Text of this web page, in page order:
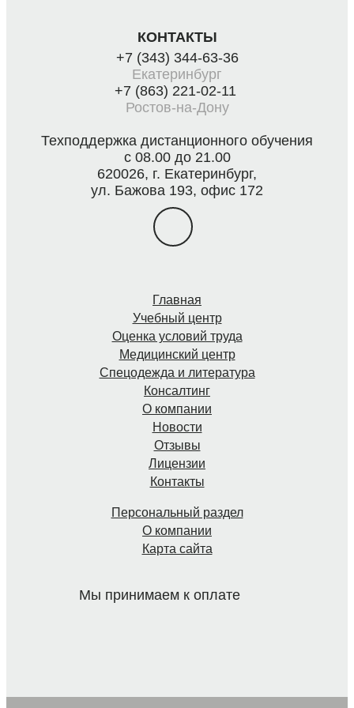
КОНТАКТЫ
+7 (343) 344-63-36
Екатеринбург
+7 (863) 221-02-11
Ростов-на-Дону
Техподдержка дистанционного обучения
с 08.00 до 21.00
620026, г. Екатеринбург,
ул. Бажова 193, офис 172
Главная
Учебный центр
Оценка условий труда
Медицинский центр
Спецодежда и литература
Консалтинг
О компании
Новости
Отзывы
Лицензии
Контакты
Персональный раздел
О компании
Карта сайта
Мы принимаем к оплате